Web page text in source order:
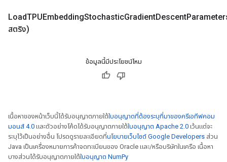
LoadTPUEmbeddingStochasticGradientDescent
สตริง)
ข้อมูลนี้มีประโยชน์ไหม
เนื้อหาของหน้าเว็บนี้ได้รับอนุญาตภายใต้ใบอนุญาตที่ต้องระบุที่มาของครีเอทีฟคอม
มอนส์ 4.0 และตัวอย่างโค้ดได้รับอนุญาตภายใต้ใบอนุญาต Apache 2.0 เว้นแต่จะ
ระบุไว้เป็นอย่างอื่น โปรดดูรายละเอียดที่นโยบายเว็บไซต์ Google Developers ส่วน
Java เป็นเครื่องหมายการค้าจดทะเบียนของ Oracle และ/หรือบริษัทในเครือ เนื้อหา
บางส่วนได้รับอนุญาตภายใต้ใบอนุญาต NumPy